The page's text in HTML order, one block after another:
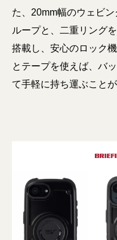
た、20mm幅のウェビ
ループと、二重リング
搭載し、安心のロック
とテープを使えば、バ
て手軽に持ち運ぶことが